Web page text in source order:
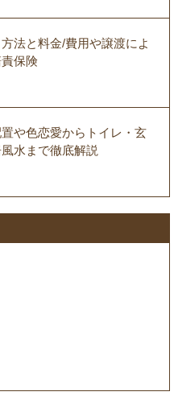
法と料金/費用や譲渡によ
保険
や色恋愛からトイレ・玄
水まで徹底解説